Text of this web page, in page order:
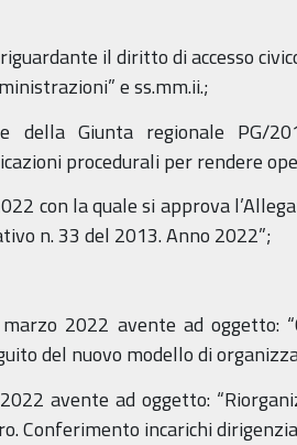
il diritto di accesso
e ss.mm.ii.;
della Giunta regionale PG/
procedurali per rendere
con la quale si approva
n. 33 del 2013. Anno 2022”;
2022 avente ad oggetto:
del nuovo modello di
avente ad oggetto:
Conferimento incarichi